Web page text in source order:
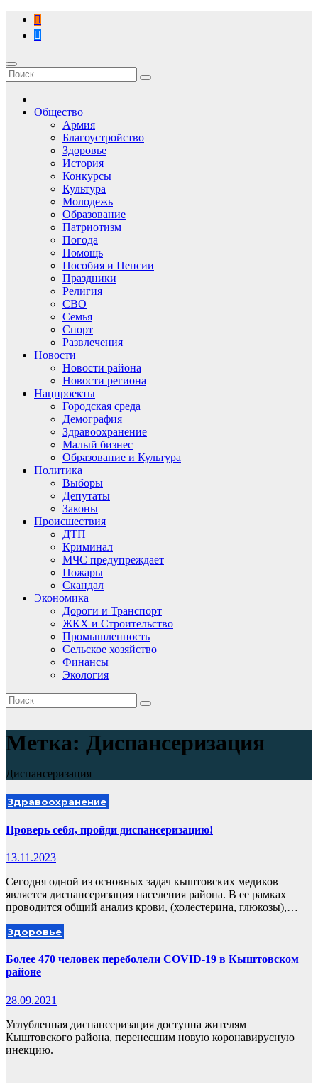
Перейти
содержимому
Общество
Армия
Благоустройство
Здоровье
История
Конкурсы
Культура
Молодежь
Образование
Патриотизм
Погода
Помощь
Пособия и Пенсии
Праздники
Религия
СВО
Семья
Спорт
Развлечения
Новости
Новости района
Новости региона
Нацпроекты
Городская среда
Демография
Здравоохранение
Малый бизнес
Образование и Культура
Политика
Выборы
Депутаты
Законы
Происшествия
ДТП
Криминал
МЧС предупреждает
Пожары
Скандал
Экономика
Дороги и Транспорт
ЖКХ и Строительство
Промышленность
Сельское хозяйство
Финансы
Экология
Метка: Диспансеризация
Диспансеризация
Здравоохранение
Проверь себя, пройди диспансеризацию!
13.11.2023
Сегодня одной из основных задач кыштовских медиков
является диспансеризация населения района. В ее рамках
проводится общий анализ крови, (холестерина, глюкозы),…
Здоровье
Более 470 человек переболели COVID-19 в Кыштовском
районе
28.09.2021
Углубленная диспансеризация доступна жителям
Кыштовского района, перенесшим новую коронавирусную
инекцию.